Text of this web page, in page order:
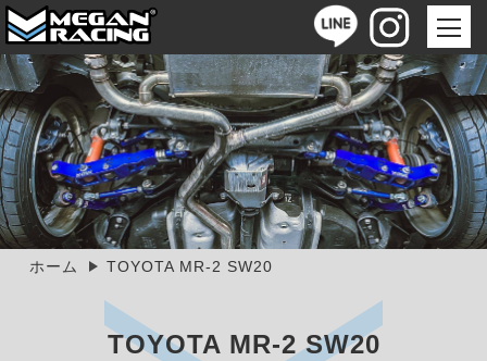
ホーム TOYOTA MR-2 SW20
TOYOTA MR-2 SW20